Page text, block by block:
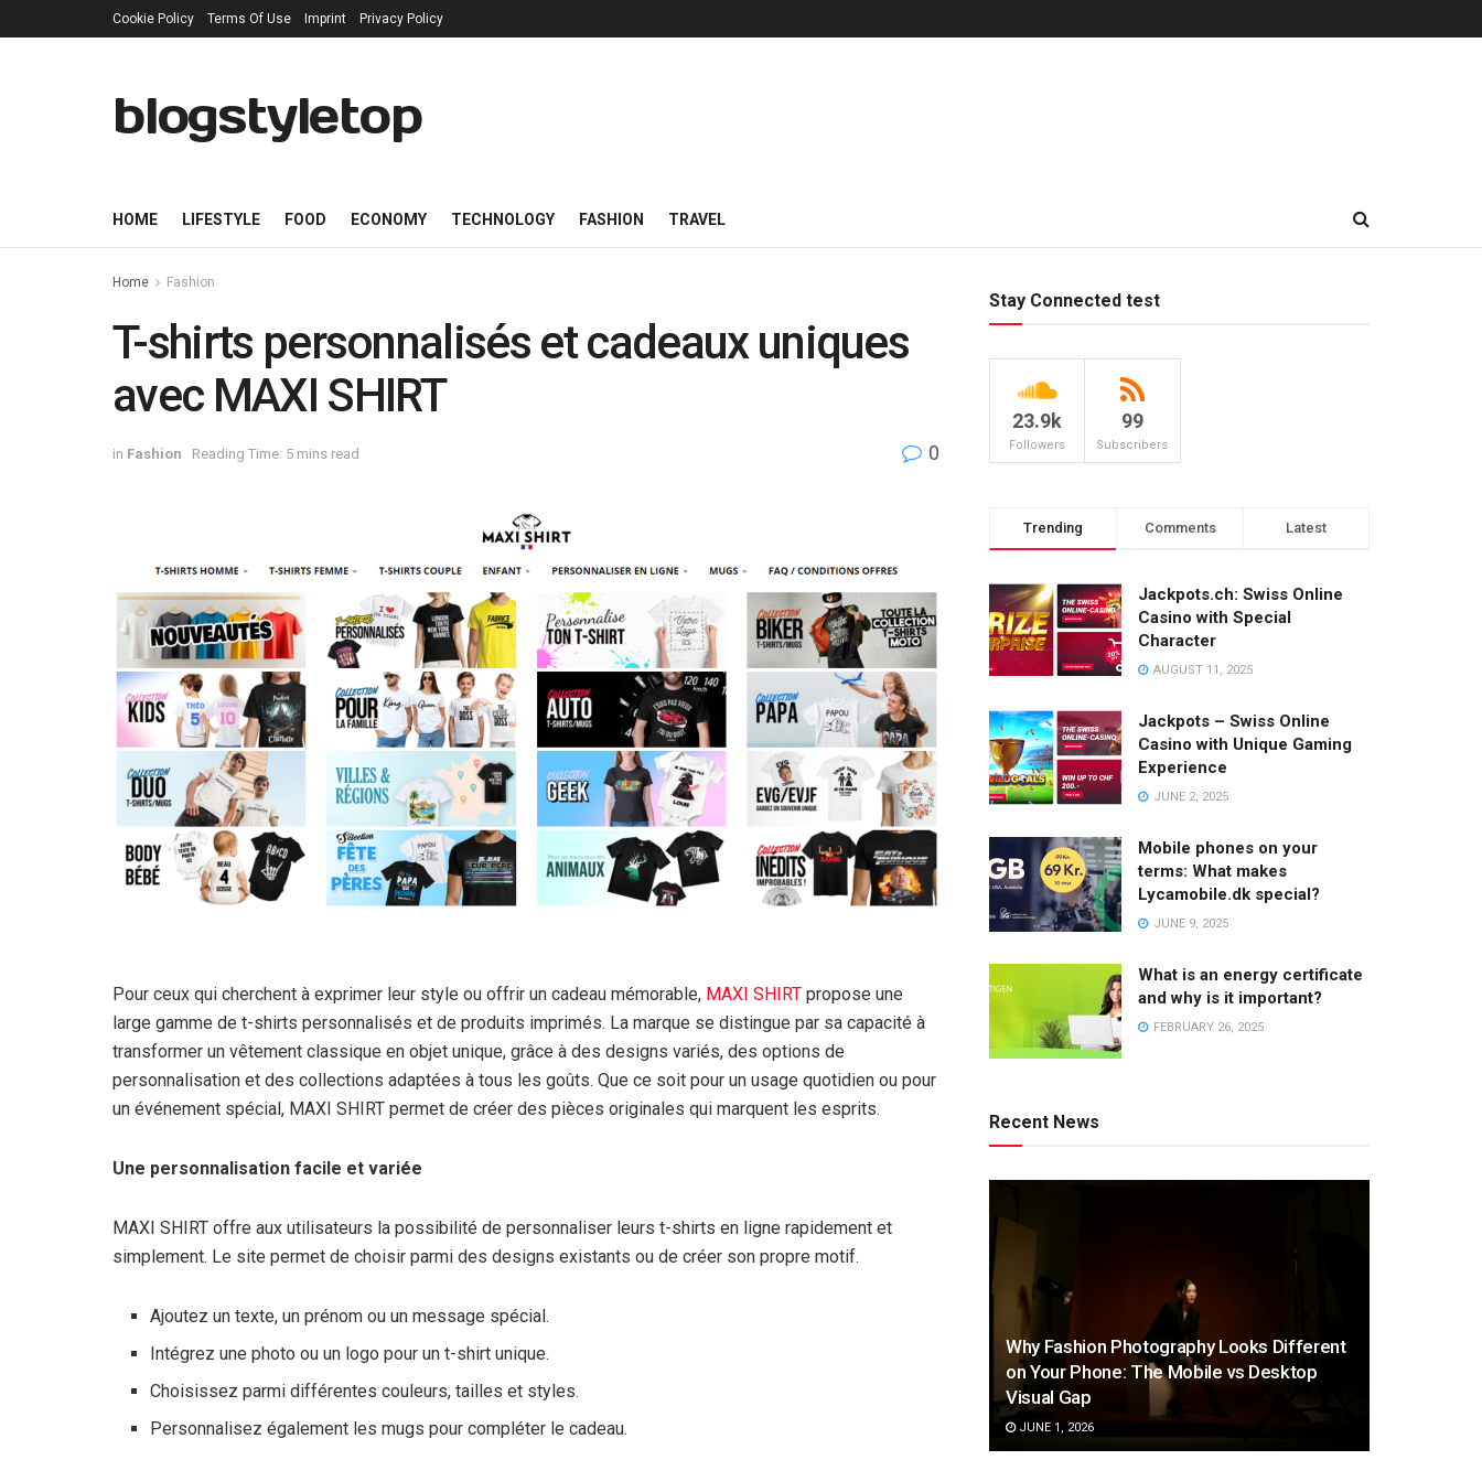
Cookie Policy Terms Of Use Imprint Privacy Policy
blogstyletop
HOME LIFESTYLE FOOD ECONOMY TECHNOLOGY FASHION TRAVEL
Home Fashion
T-shirts personnalisés et cadeaux uniques
avec MAXI SHIRT
in Fashion Reading Time: 5 mins read 0
Pour ceux qui cherchent à exprimer leur style ou offrir un cadeau mémorable, MAXI SHIRT propose une
large gamme de t-shirts personnalisés et de produits imprimés. La marque se distingue par sa capacité à
transformer un vêtement classique en objet unique, grâce à des designs variés, des options de
personnalisation et des collections adaptées à tous les goûts. Que ce soit pour un usage quotidien ou pour
un événement spécial, MAXI SHIRT permet de créer des pièces originales qui marquent les esprits.
Une personnalisation facile et variée
MAXI SHIRT offre aux utilisateurs la possibilité de personnaliser leurs t-shirts en ligne rapidement et
simplement. Le site permet de choisir parmi des designs existants ou de créer son propre motif.
Ajoutez un texte, un prénom ou un message spécial.
Intégrez une photo ou un logo pour un t-shirt unique.
Choisissez parmi différentes couleurs, tailles et styles.
Personnalisez également les mugs pour compléter le cadeau.
Stay Connected test
23.9k
Followers
99
Subscribers
Trending Comments Latest
Jackpots.ch: Swiss Online
Casino with Special
Character
AUGUST 11, 2025
Jackpots – Swiss Online
Casino with Unique Gaming
Experience
JUNE 2, 2025
Mobile phones on your
terms: What makes
Lycamobile.dk special?
JUNE 9, 2025
What is an energy certificate
and why is it important?
FEBRUARY 26, 2025
Recent News
Why Fashion Photography Looks Different
on Your Phone: The Mobile vs Desktop
Visual Gap
JUNE 1, 2026